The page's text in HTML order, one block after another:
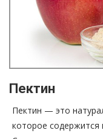
Пектин
Пектин — это
которое содержится